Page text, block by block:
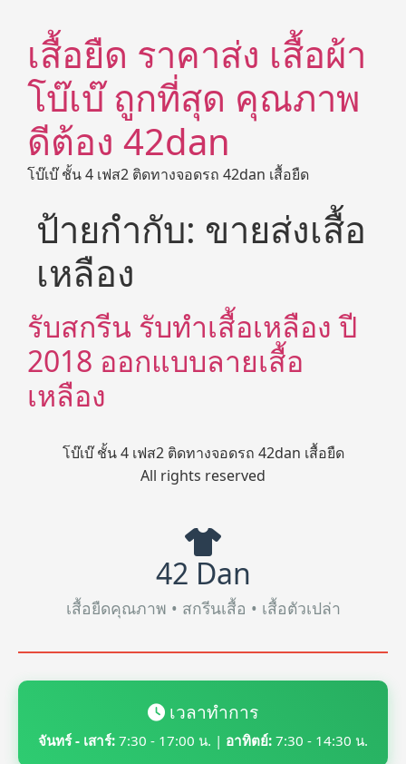
เสื้อยืด ราคาส่ง เสื้อผ้า
โบ๊เบ๊ ถูกที่สุด คุณภาพ
ดีต้อง 42dan
โบ๊เบ๊ ชั้น 4 เฟส2 ติดทางจอดรถ 42dan เสื้อยืด
ป้ายกำกับ: ขายส่งเสื้อ
เหลือง
รับสกรีน รับทำเสื้อเหลือง ปี
2018 ออกแบบลายเสื้อ
เหลือง
โบ๊เบ๊ ชั้น 4 เฟส2 ติดทางจอดรถ 42dan เสื้อยืด
All rights reserved
42 Dan
เสื้อยืดคุณภาพ • สกรีนเสื้อ • เสื้อตัวเปล่า
เวลาทำการ
จันทร์ - เสาร์: 7:30 - 17:00 น. | อาทิตย์: 7:30 - 14:30 น.